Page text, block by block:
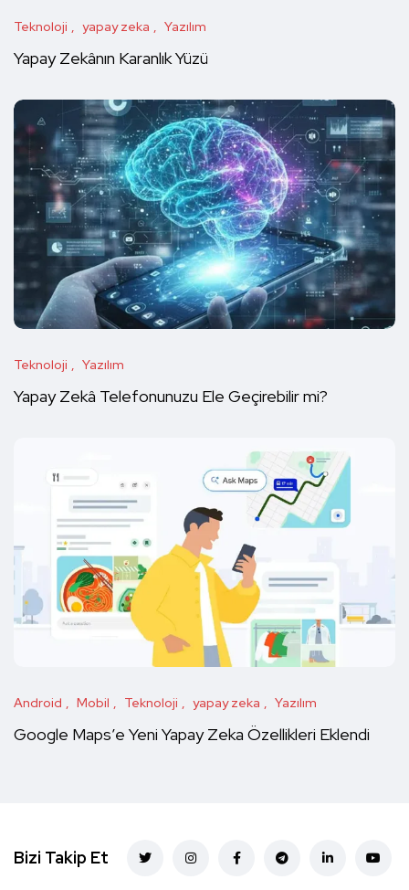
Teknoloji yapay zeka Yazılım
Yapay Zekânın Karanlık Yüzü
Teknoloji Yazılım
Yapay Zekâ Telefonunuzu Ele Geçirebilir mi?
Android Mobil Teknoloji yapay zeka Yazılım
Google Maps’e Yeni Yapay Zeka Özellikleri Eklendi
Bizi Takip Et